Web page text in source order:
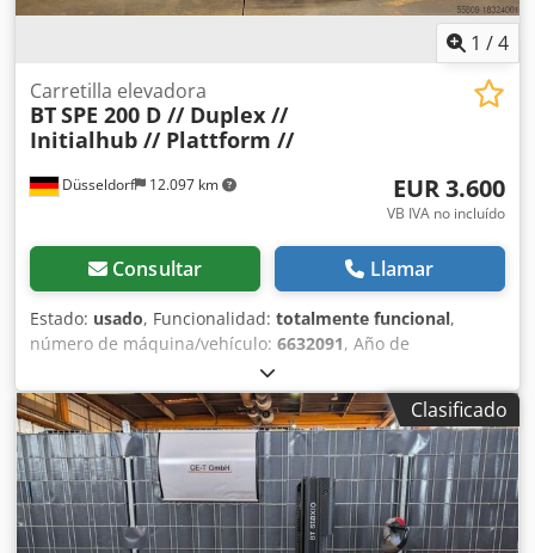
1 /4
Düsseldorf 12.097 km
Carretilla elevadora
BTSPE 200 D // Duplex //
Initialhub // Plattform //
EUR 3.600
VB IVA no incluído
Consultar Llamar
Estado: usado, Funcionalidad: totalmente funcional,
número de máquina/vehículo: 6632091, Año de
, horas de funcionamiento:
capacidad de carga:2.000 kg, altura de elevación:2.640
mm, ascensor libre:1.450 mm, tipo de combustible:
eléctrico, tipo de mástil: dúplex
, altura de construcción:
1.850 mm, longitud de la horquilla: 1.200 mm, tipo de
accionamiento:Elektro, transpaleta Número de chasis:
6632091 Tipo de mástil: Dúplex Condición: Listo para usar
y completamente funcional. Dedpovthvbsfx Anmjck Estado
Clasificado